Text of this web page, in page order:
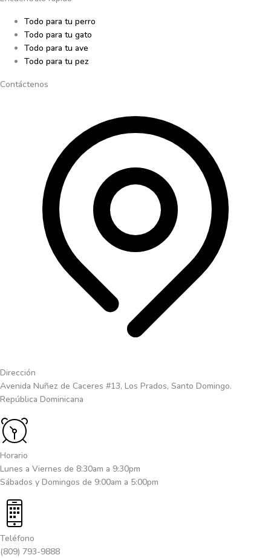
Todo para tu perro
Todo para tu gato
Todo para tu ave
Todo para tu pez
Contáctenos
Dirección
Avenida Nuñez de Caceres #13, Los Prados, Santo Domingo.
República Dominicana
Horario
Lunes a Viernes de 8:30am a 9:30pm
Sábados y Domingos de 9:00am a 5:00pm
Teléfono
(809) 793-9888